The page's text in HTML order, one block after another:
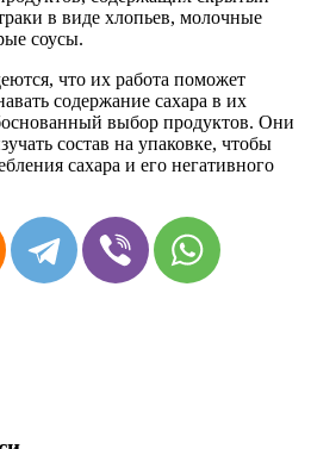
в виде хлопьев, молочные
соусы.
что их работа поможет
содержание сахара в их
выбор продуктов. Они
состав на упаковке, чтобы
сахара и его негативного